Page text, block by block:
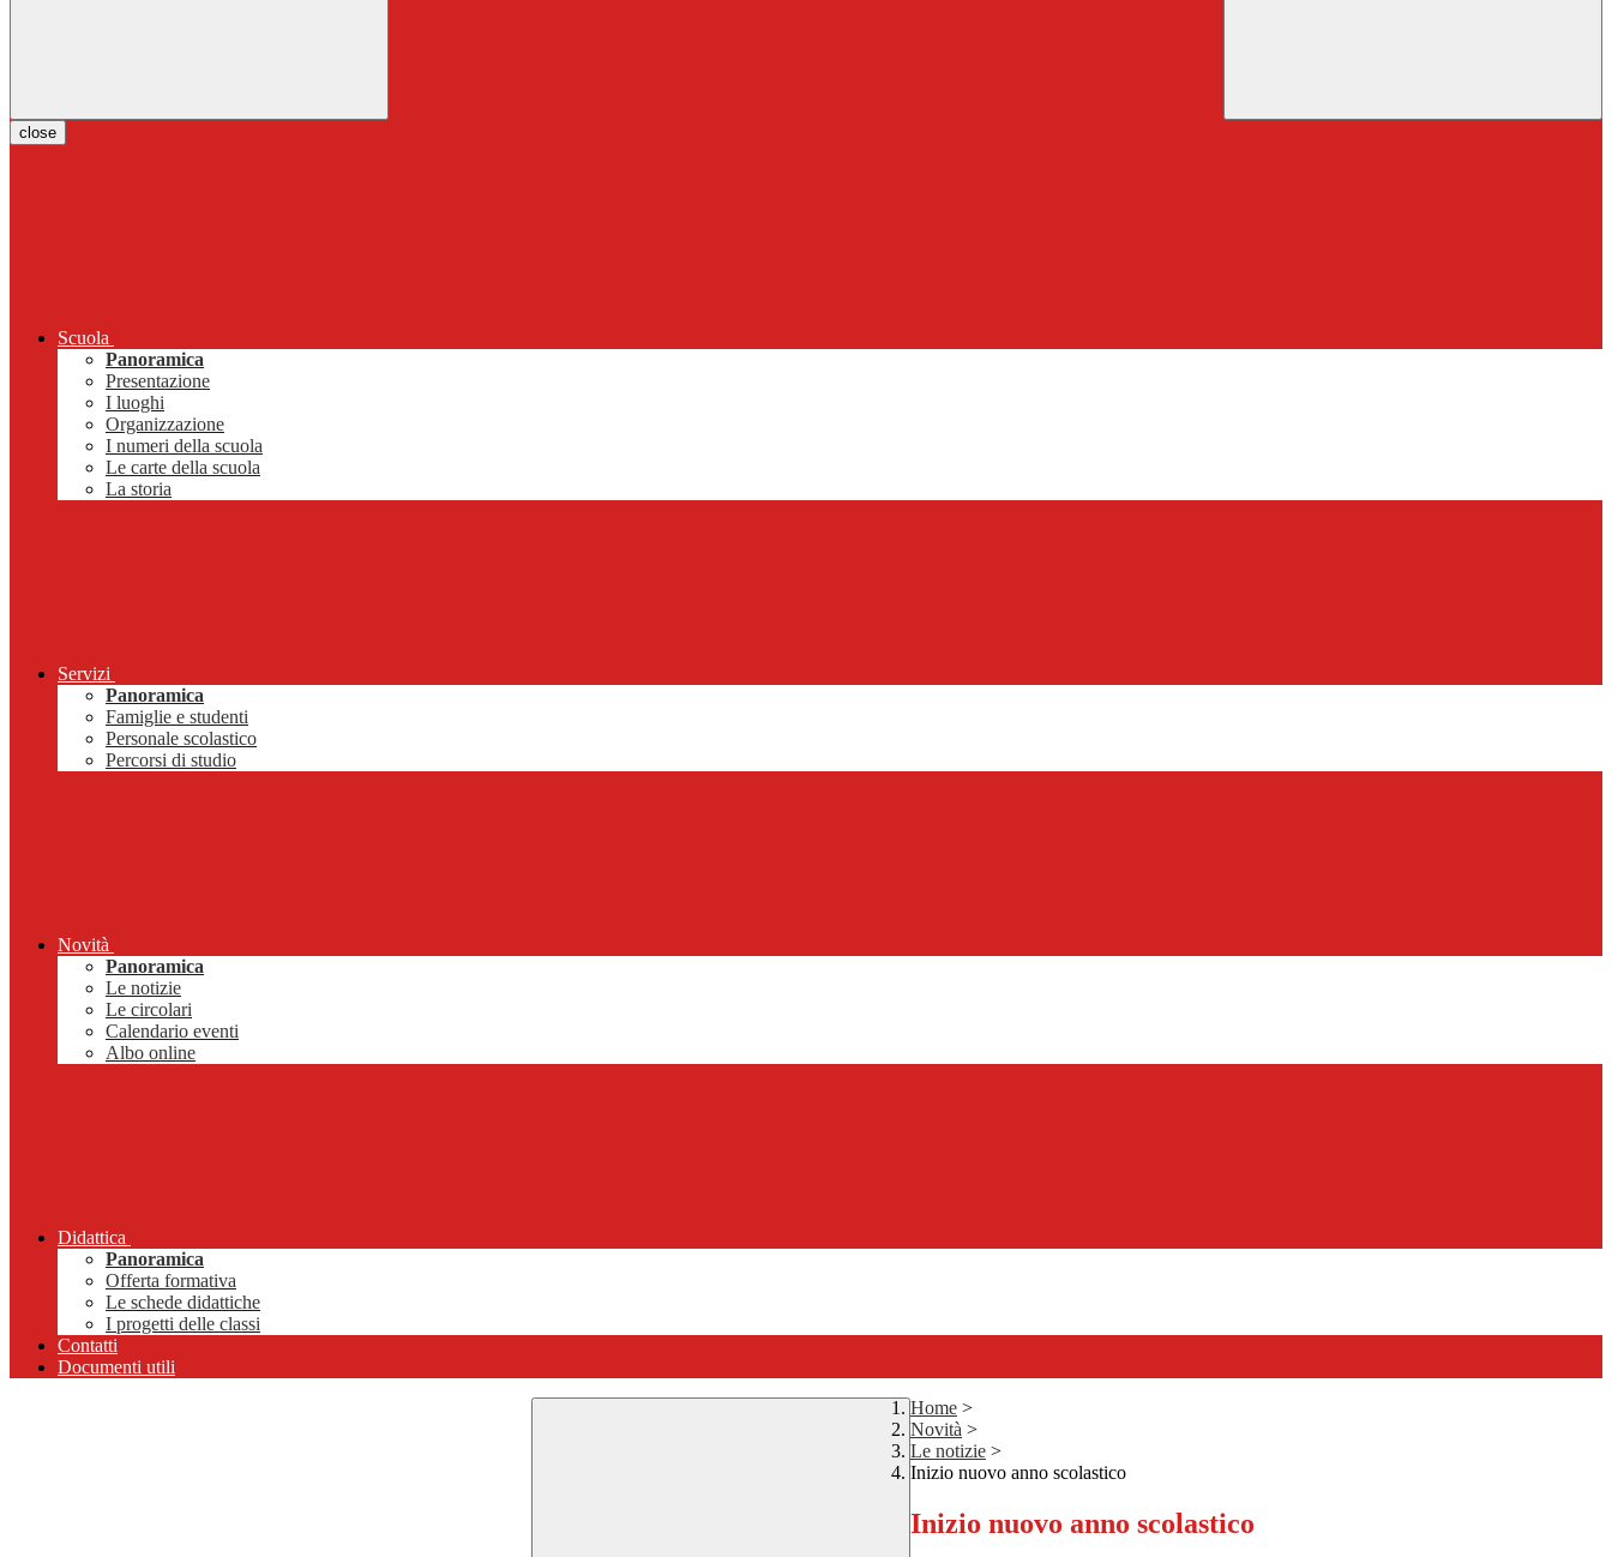
close
Scuola
Panoramica
Presentazione
I luoghi
Organizzazione
I numeri della scuola
Le carte della scuola
La storia
Servizi
Panoramica
Famiglie e studenti
Personale scolastico
Percorsi di studio
Novità
Panoramica
Le notizie
Le circolari
Calendario eventi
Albo online
Didattica
Panoramica
Offerta formativa
Le schede didattiche
I progetti delle classi
Contatti
Documenti utili
Home >
Novità >
Le notizie >
Inizio nuovo anno scolastico
Inizio nuovo anno scolastico